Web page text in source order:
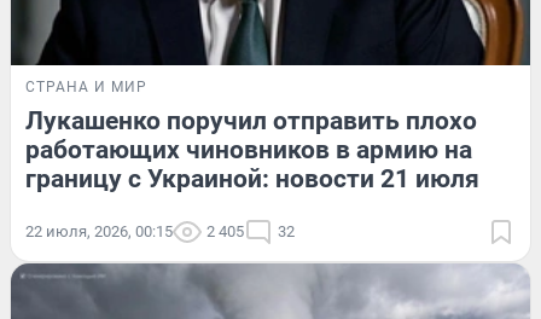
СТРАНА И МИР
Лукашенко поручил отправить плохо
работающих чиновников в армию на
границу с Украиной: новости 21 июля
22 июля, 2026, 00:15 2 405 32